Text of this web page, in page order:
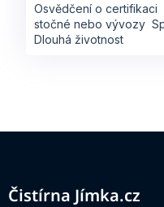
Osvědčení o certifikaci
stočné nebo vývozy
Dlouhá životnost
Z
Čistírna Jímka.cz